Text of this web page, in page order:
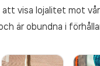
visa lojalitet mot
är obundna i